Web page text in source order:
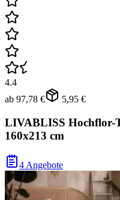
4.4
ab 97,78 € 5,95 €
LIVABLISS Hochflor-
160x213 cm
4 Angebote